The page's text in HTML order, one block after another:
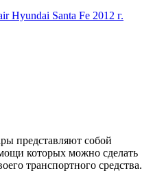
Hyundai Santa Fe 2012 г.
представляют собой
которых можно сделать
транспортного средства.